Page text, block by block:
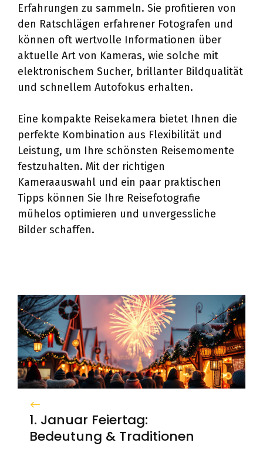
Erfahrungen zu sammeln. Sie profitieren von
den Ratschlägen erfahrener Fotografen und
können oft wertvolle Informationen über
aktuelle Art von Kameras, wie solche mit
elektronischem Sucher, brillanter Bildqualität
und schnellem Autofokus erhalten.
Eine kompakte Reisekamera bietet Ihnen die
perfekte Kombination aus Flexibilität und
Leistung, um Ihre schönsten Reisemomente
festzuhalten. Mit der richtigen
Kameraauswahl und ein paar praktischen
Tipps können Sie Ihre Reisefotografie
mühelos optimieren und unvergessliche
Bilder schaffen.
1. Januar Feiertag:
Bedeutung & Traditionen